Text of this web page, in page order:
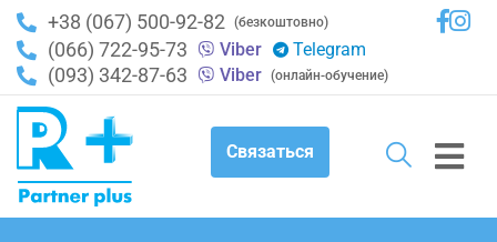
+38 (067) 500-92-82 (безкоштовно)
(066) 722-95-73 Viber Telegram
(093) 342-87-63 Viber (онлайн-обучение)
Связаться